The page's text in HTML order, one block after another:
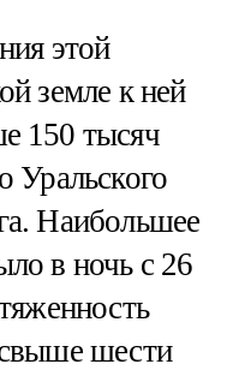
этой
земле к ней
150 тысяч
Уральского
Наибольшее
в ночь с 26
свыше шести